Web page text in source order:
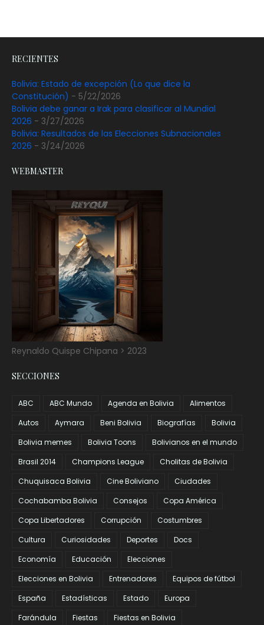
RECIENTES
Bolivia: Estado de excepción (Lo que dice la
Constitución) - 5/22/2026
Bolivia debe ganar a Irak para clasificar al Mundial
2026 - 3/27/2026
Bolivia: Resultados de las Elecciones Subnacionales
2026 - 3/24/2026
WEBMASTER
Reynaldo Quispe Chipana > 2023
SECCIONES
ABC ABC Mundo Agenda en Bolivia
Alimentos
Autos
Aymara Beni Bolivia Biografías
Bolivia
Bolivia memes
Bolivia Toons
Bolivianos en el mundo
Brasil 2014
Champions League
Cholitas de Bolivia
Chuquisaca Bolivia
Cine Boliviano
Ciudades
Cochabamba Bolivia
Consejos
Copa América
Copa Libertadores
Corrupción
Costumbres
Cultura
Curiosidades Deportes
Docs
Economía
Educación
Elecciones
Elecciones en Bolivia
Entrenadores
Equipos de fútbol
España
Estadísticas Estado
Europa
Farándula
Fiestas
Fiestas en Bolivia